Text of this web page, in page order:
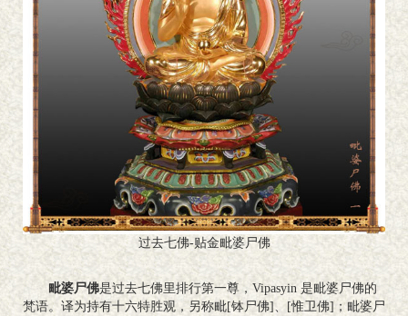
过去七佛-贴金毗婆尸佛
毗婆尸佛是过去七佛里排行第一尊，Vipasyin 是毗婆尸佛的
梵语。译为持有十六特胜观，另称毗[钵尸佛]、[惟卫佛]；毗婆尸